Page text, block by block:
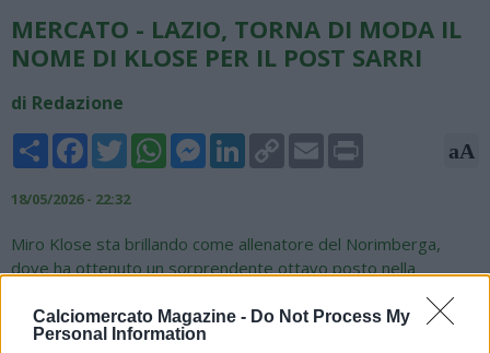
Calciomercato Magazine - Do Not Process My
Personal Information
MERCATO - LAZIO, TORNA DI MODA IL
NOME DI KLOSE PER IL POST SARRI
di Redazione
Share FacebookTwitterWhatsAppMessengerLinkedInCopy
Link
Email aA
18/05/2026 - 22:32
Miro Klose sta brillando come allenatore del Norimberga,
dove ha ottenuto un sorprendente ottavo posto nella
seconda divisione tedesca pur avendo la squadra più giovane
di Germania (età media 23 anni). Nonostante la cessione di
numerosi talenti per cifre record (oltre 50 milioni totali), Klose